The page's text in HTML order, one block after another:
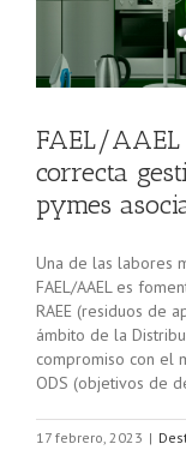
FAEL/
correcta
pymes
Una de las labores
FAEL/AAEL es
RAEE (residuos de
ámbito de la
compromiso con el
ODS (objetivos de
17 febrero, 2023 |